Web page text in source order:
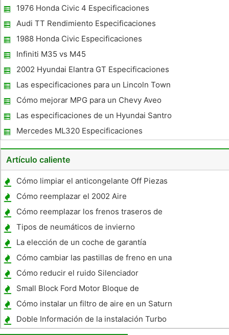
1976 Honda Civic 4 Especificaciones
velocidad
Audi TT Rendimiento Especificaciones
1988 Honda Civic Especificaciones
Infiniti M35 vs M45
2002 Hyundai Elantra GT Especificaciones
Las especificaciones para un Lincoln Town
Car 1997
Cómo mejorar MPG para un Chevy Aveo
Las especificaciones de un Hyundai Santro
Mercedes ML320 Especificaciones
Artículo caliente
Cómo limpiar el anticongelante Off Piezas
de Coches
Cómo reemplazar el 2002 Aire
acondicionado de Honda Accord filtro
Cómo reemplazar los frenos traseros de
discos en un Ford Explorer
Tipos de neumáticos de invierno
La elección de un coche de garantía
Cómo cambiar las pastillas de freno en una
Harley Davidson
Cómo reducir el ruido Silenciador
Small Block Ford Motor Bloque de
identificación
Cómo instalar un filtro de aire en un Saturn
Aura
Doble Información de la instalación Turbo